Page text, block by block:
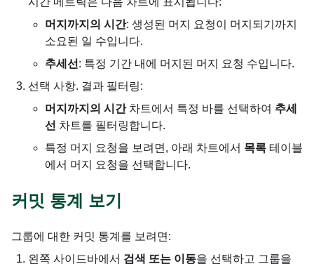
머지까지의 시간: 생성된 머지 요청이 머지되기까지
소요된 일 수입니다.
추세선 : 특정 기간 내에 머지된 머지 요청 수입니다.
선택 사항. 결과 필터링:
머지까지의 시간차트에서 특정 바를 선택하여 추세
선 차트를 필터링합니다.
특정 머지 요청을 보려면, 아래 차트에서 목록 테이블
에서 머지 요청을 선택합니다.
커밋 통계 보기
그룹에 대한 커밋 통계를 보려면:
왼쪽 사이드바에서 검색 또는 이동을 선택하고 그룹을